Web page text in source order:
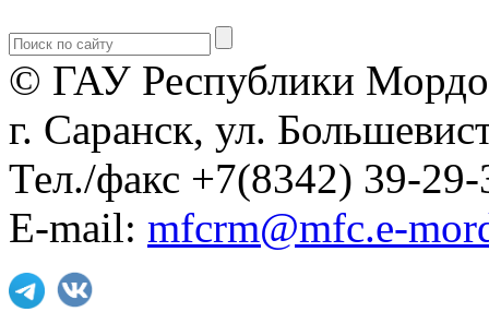
© ГАУ Республики
г. Саранск, ул.
Тел./факс +7(8342) 39-29-
E-mail: mfcrm@mfc.e-